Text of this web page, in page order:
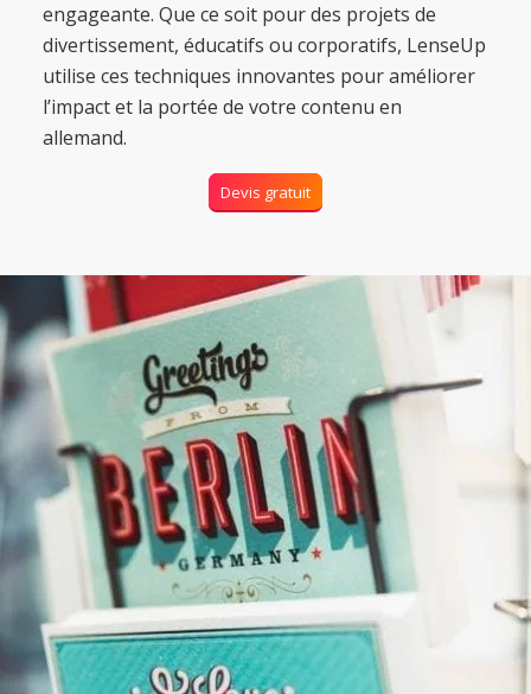
engageante. Que ce soit pour des projets de
divertissement, éducatifs ou corporatifs, LenseUp
utilise ces techniques innovantes pour améliorer
l’impact et la portée de votre contenu en
allemand.
Devis gratuit